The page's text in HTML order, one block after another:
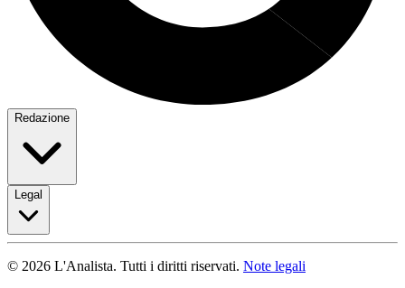
Redazione
Legal
© 2026 L'Analista. Tutti i diritti riservati. Note legali